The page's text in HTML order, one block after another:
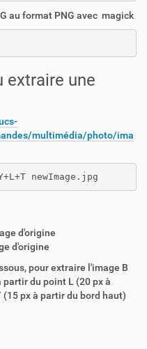
au format PNG avec magick
extraire une
multimédia/photo/ima
newImage.jpg
d'origine
d'origine
pour extraire l'image B
du point L (20 px à
px à partir du bord haut)